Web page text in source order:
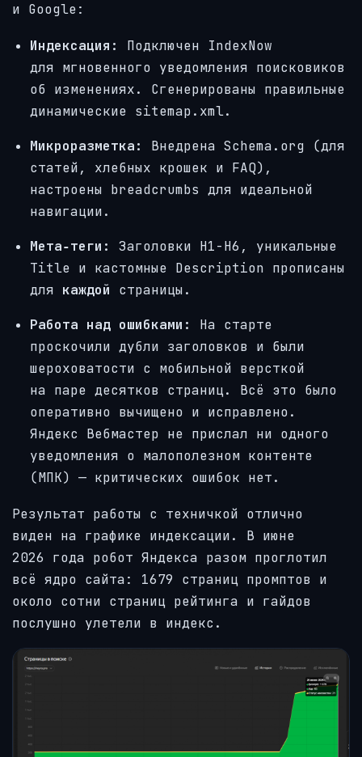
и Google:
Индексация:
Подключен IndexNow
для мгновенного уведомления поисковиков
об изменениях. Сгенерированы правильные
динамические sitemap.xml.
Микроразметка:
Внедрена Schema.org (для
статей, хлебных крошек и FAQ),
настроены breadcrumbs для идеальной
навигации.
Мета‑теги:
Заголовки H1-H6, уникальные
Title и кастомные Description прописаны
для каждой страницы.
Работа над ошибками:
На старте
проскочили дубли заголовков и были
шероховатости с мобильной версткой
на паре десятков страниц. Всё это было
оперативно вычищено и исправлено.
Яндекс Вебмастер не прислал ни одного
уведомления о малополезном контенте
(МПК) — критических ошибок нет.
Результат работы с техничкой отлично
виден на графике индексации. В июне
2026 года робот Яндекса разом проглотил
всё ядро сайта: 1679 страниц промптов и
около сотни страниц рейтинга и гайдов
послушно улетели в индекс.